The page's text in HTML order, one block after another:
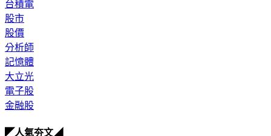
台積電
股市
股價
分析師
記憶體
大立光
電子股
金融股
◤人氣夯文◢